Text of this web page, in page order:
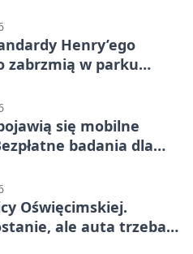
Henry’ego
zabrzmią w parku
się mobilne
badania dla
Oświęcimskiej.
ale auta trzeba